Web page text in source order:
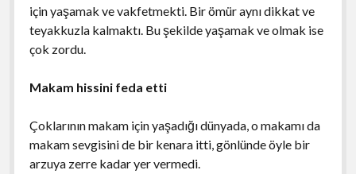
için yaşamak ve vakfetmekti. Bir ömür aynı dikkat ve
teyakkuzla kalmaktı. Bu şekilde yaşamak ve olmak ise
çok zordu.
Makam hissini feda etti
Çoklarının makam için yaşadığı dünyada, o makamı da
makam sevgisini de bir kenara itti, gönlünde öyle bir
arzuya zerre kadar yer vermedi.